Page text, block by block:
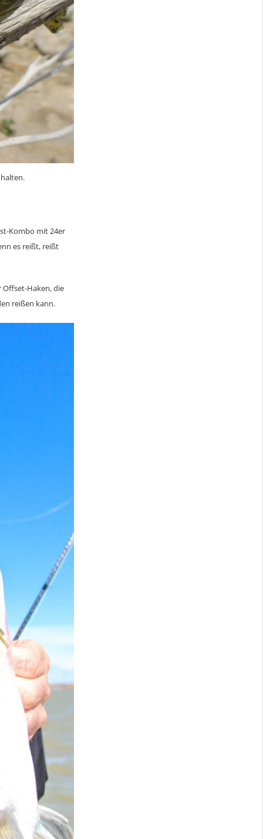
Kombo mit 24er
es reißt, reißt
Offset-Haken, die
reißen kann.